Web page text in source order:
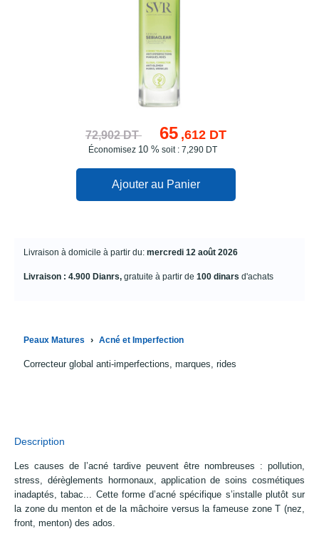
72,902 DT 65 ,612 DT
Économisez 10 % soit : 7,290 DT
Ajouter au Panier
Livraison à domicile à partir du: mercredi 12 août 2026
Livraison : 4.900 Dianrs, gratuite à partir de 100 dinars d'achats
Peaux Matures › Acné et Imperfection
Correcteur global anti-imperfections, marques, rides
Description
Les causes de l’acné tardive peuvent être nombreuses : pollution,
stress, dérèglements hormonaux, application de soins cosmétiques
inadaptés, tabac... Cette forme d’acné spécifique s’installe plutôt sur
la zone du menton et de la mâchoire versus la fameuse zone T (nez,
front, menton) des ados.